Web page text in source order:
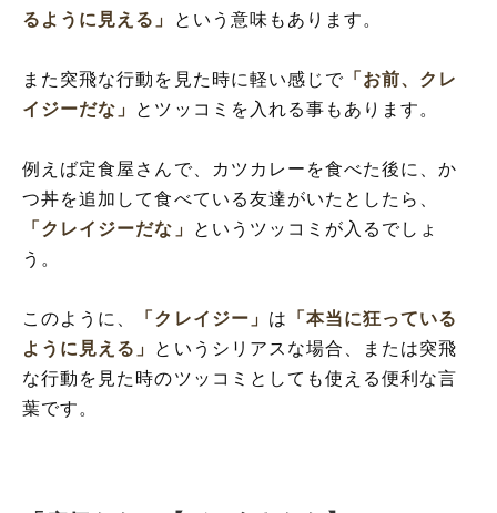
るように見える」
という意味もあります。
また突飛な行動を見た時に軽い感じで 「お前、クレ
イジーだな」 とツッコミを入れる事もあります。
例えば定食屋さんで、カツカレーを食べた後に、か
つ丼を追加して食べている友達がいたとしたら、
「クレイジーだな」
というツッコミが入るでしょ
う。
このように、 「クレイジー」 は
「本当に狂っている
ように見える」 というシリアスな場合、または突飛
な行動を見た時のツッコミとしても使える便利な言
葉です。